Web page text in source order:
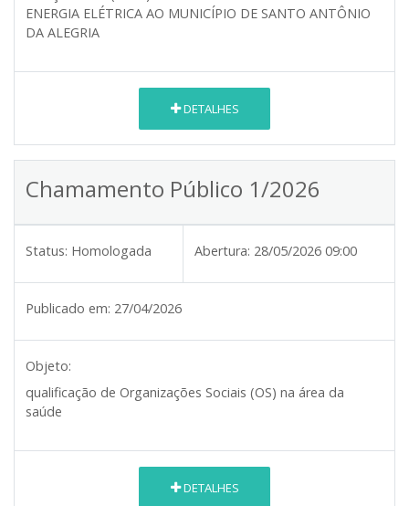
ENERGIA ELÉTRICA AO MUNICÍPIO DE SANTO ANTÔNIO
DA ALEGRIA
DETALHES
Chamamento Público 1/2026
Status: Homologada Abertura: 28/05/2026 09:00
Publicado em: 27/04/2026
Objeto:
qualificação de Organizações Sociais (OS) na área da
saúde
DETALHES